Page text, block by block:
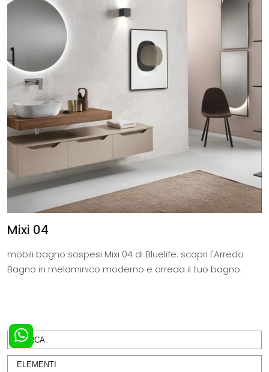
Mixi 04
mobili bagno sospesi Mixi 04 di Bluelife: scopri l'Arredo
Bagno in melaminico moderno e arreda il tuo bagno.
MARCA
ELEMENTI